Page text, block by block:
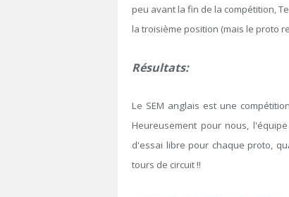
peu avant la fin de la compétition,
la troisième position (mais le proto
Résultats:
Le SEM anglais est une
Heureusement pour nous,
d'essai libre pour chaque proto,
tours de circuit !!